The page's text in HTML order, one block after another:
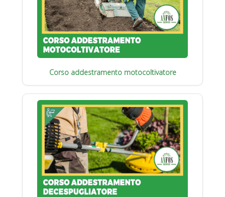
Corso addestramento motocoltivatore